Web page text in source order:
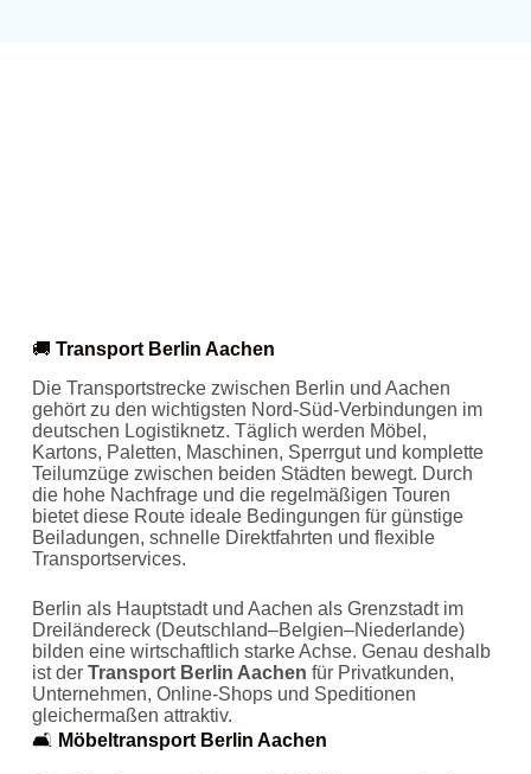
🚚 Transport Berlin Aachen
Die Transportstrecke zwischen Berlin und Aachen
gehört zu den wichtigsten Nord‑Süd‑Verbindungen im
deutschen Logistiknetz. Täglich werden Möbel,
Kartons, Paletten, Maschinen, Sperrgut und komplette
Teilumzüge zwischen beiden Städten bewegt. Durch
die hohe Nachfrage und die regelmäßigen Touren
bietet diese Route ideale Bedingungen für günstige
Beiladungen, schnelle Direktfahrten und flexible
Transportservices.
Berlin als Hauptstadt und Aachen als Grenzstadt im
Dreiländereck (Deutschland–Belgien–Niederlande)
bilden eine wirtschaftlich starke Achse. Genau deshalb
ist der Transport Berlin Aachen für Privatkunden,
Unternehmen, Online‑Shops und Speditionen
gleichermaßen attraktiv.
🛋️ Möbeltransport Berlin Aachen